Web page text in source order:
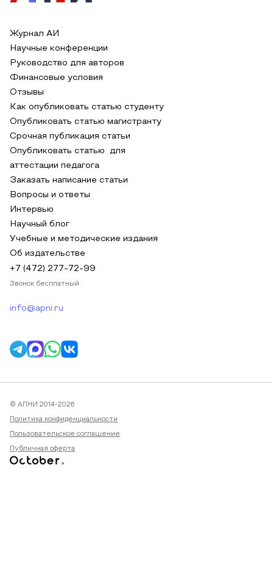
Журнал АИ
Научные конференции
Руководство для авторов
Финансовые условия
Отзывы
Как опубликовать статью студенту
Опубликовать статью магистранту
Срочная публикация статьи
Опубликовать статью для
аттестации педагога
Заказать написание статьи
Вопросы и ответы
Интервью
Научный блог
Учебные и методические издания
Об издательстве
+7 (472) 277-72-99
Звонок бесплатный
info@apni.ru
© АПНИ 2014-2026
Политика конфиденциальности
Пользовательское соглашение
Публичная оферта